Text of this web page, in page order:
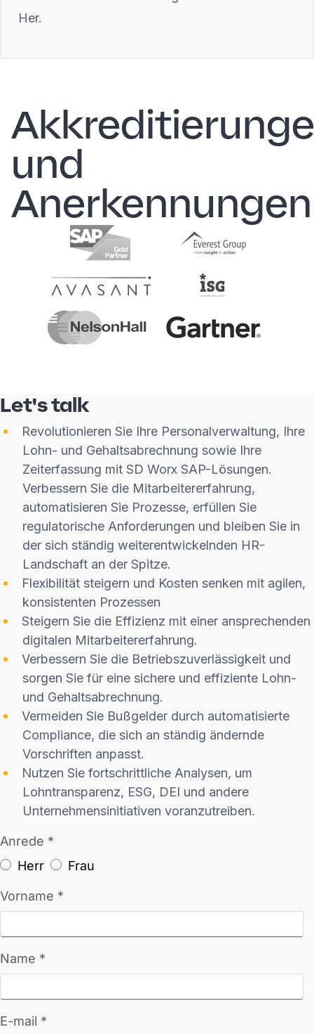
Her.
und
Anerkennungen
Let's talk
Revolutionieren Sie Ihre Personalverwaltung, Ihre
Lohn- und Gehaltsabrechnung sowie Ihre
Zeiterfassung mit SD Worx SAP-Lösungen.
Verbessern Sie die Mitarbeitererfahrung,
automatisieren Sie Prozesse, erfüllen Sie
regulatorische Anforderungen und bleiben Sie in
der sich ständig weiterentwickelnden HR-
Landschaft an der Spitze.
Flexibilität steigern und Kosten senken mit agilen,
konsistenten Prozessen
Steigern Sie die Effizienz mit einer ansprechenden
digitalen Mitarbeitererfahrung.
Verbessern Sie die Betriebszuverlässigkeit und
sorgen Sie für eine sichere und effiziente Lohn-
und Gehaltsabrechnung.
Vermeiden Sie Bußgelder durch automatisierte
Compliance, die sich an ständig ändernde
Vorschriften anpasst.
Nutzen Sie fortschrittliche Analysen, um
Lohntransparenz, ESG, DEI und andere
Unternehmensinitiativen voranzutreiben.